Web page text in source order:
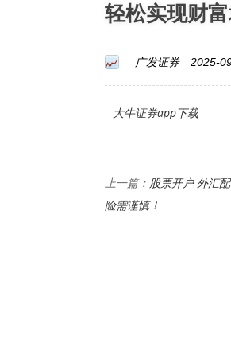
轻松实现财
广发证券 2025-
大牛证券app下载
上一篇： 股票开户 外汇
险需谨慎！